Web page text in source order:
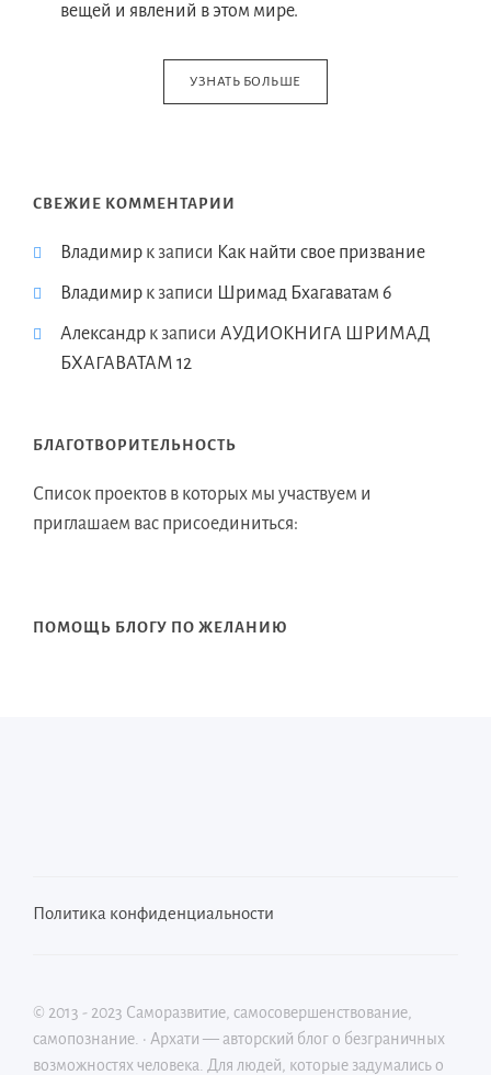
вещей и явлений в этом мире.
УЗНАТЬ БОЛЬШЕ
СВЕЖИЕ КОММЕНТАРИИ
Владимир к записи Как найти свое призвание
Владимир к записи Шримад Бхагаватам 6
Александр к записи АУДИОКНИГА ШРИМАД
БХАГАВАТАМ 12
БЛАГОТВОРИТЕЛЬНОСТЬ
Список проектов в которых мы участвуем и
приглашаем вас присоединиться:
ПОМОЩЬ БЛОГУ ПО ЖЕЛАНИЮ
Политика конфиденциальности
© 2013 - 2023 Саморазвитие, самосовершенствование,
самопознание. · Архати — авторский блог о безграничных
возможностях человека. Для людей, которые задумались о